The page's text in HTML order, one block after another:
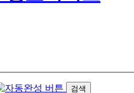
검색